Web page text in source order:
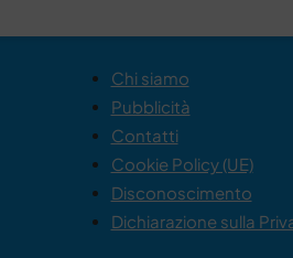
Chi siamo
Pubblicità
Contatti
Cookie Policy (UE)
Disconoscimento
Dichiarazione sulla